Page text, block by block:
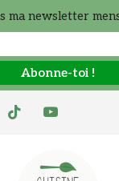
tiktok youtube
ma newsletter